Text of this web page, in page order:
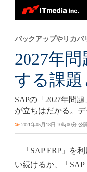
2027年
する課題
バックアップやリカバ
SAPの「2027年問
が立ちはだかる。
≫ 2021年05月18日 10時00分 公開
「SAP ERP」を利
い続けるか、「